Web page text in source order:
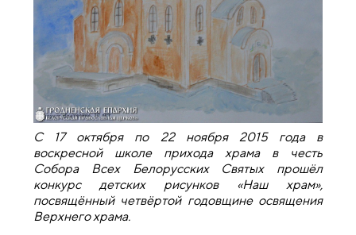
С 17 октября по 22 ноября 2015 года в
воскресной школе прихода храма в честь
Собора Всех Белорусских Святых прошёл
конкурс детских рисунков «Наш храм»,
посвящённый четвёртой годовщине освящения
Верхнего храма.